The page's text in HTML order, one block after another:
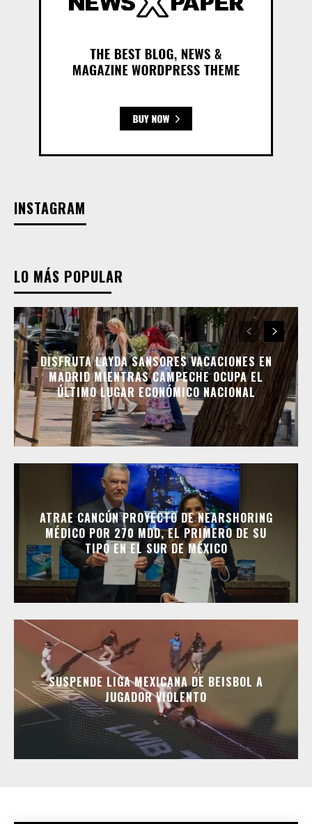
INSTAGRAM
LO MÁS POPULAR
DISFRUTA LAYDA SANSORES VACACIONES EN
MADRID MIENTRAS CAMPECHE OCUPA EL
ÚLTIMO LUGAR ECONÓMICO NACIONAL
ATRAE CANCÚN PROYECTO DE NEARSHORING
MÉDICO POR 270 MDD, EL PRIMERO DE SU
TIPO EN EL SUR DE MÉXICO
SUSPENDE LIGA MEXICANA DE BEISBOL A
JUGADOR VIOLENTO